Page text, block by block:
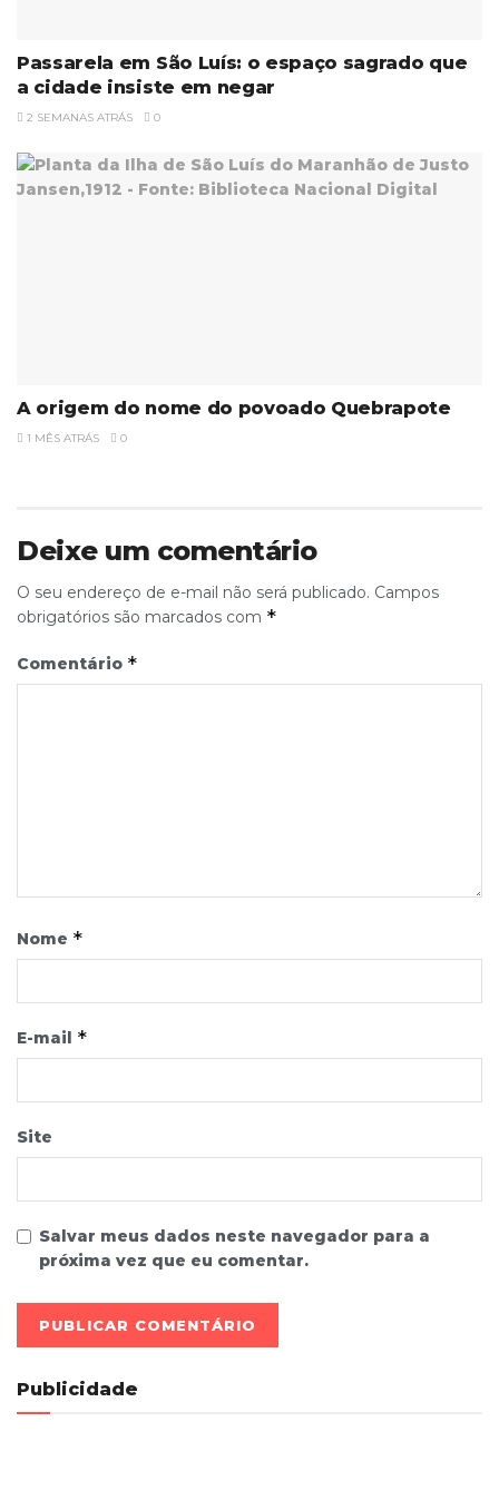
Passarela em São Luís: o espaço sagrado que
a cidade insiste em negar
2 SEMANAS ATRÁS 0
A origem do nome do povoado Quebrapote
1 MÊS ATRÁS 0
Deixe um comentário
O seu endereço de e-mail não será publicado. Campos
obrigatórios são marcados com *
Comentário *
Nome *
E-mail *
Site
Salvar meus dados neste navegador para a
próxima vez que eu comentar.
Publicidade